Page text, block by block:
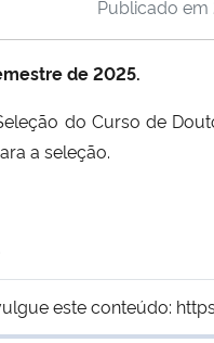
Publicado em
de 2025.
do Curso de
a seleção.
este conteúdo: